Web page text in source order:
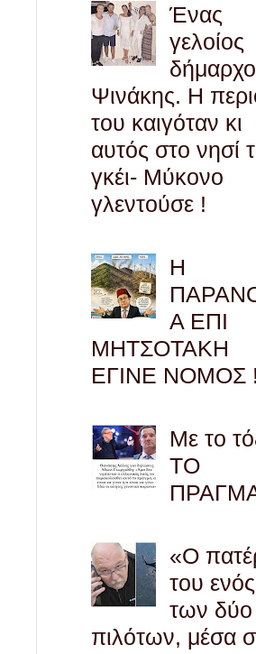
Ένας
γελοίος
Ψινάκης. Η
του καιγόταν κι
αυτός στο νησί
γκέι- Μύκονο
γλεντούσε !
Η
Α ΕΠΙ
ΜΗΤΣΟΤΑΚΗ
ΕΓΙΝΕ ΝΟΜΟΣ
Με το
ΤΟ
«Ο
του
των δύο
πιλότων, μέσα